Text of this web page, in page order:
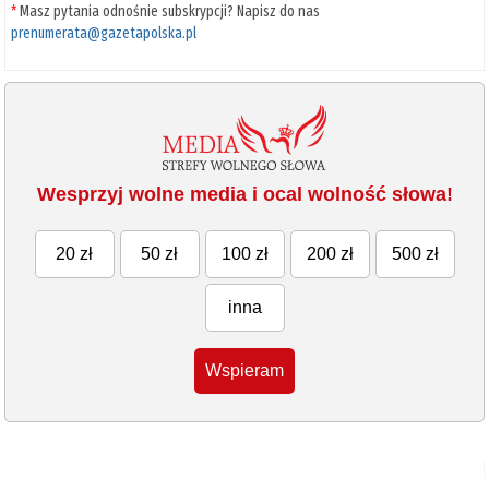
*Masz pytania odnośnie subskrypcji? Napisz do nas
prenumerata@gazetapolska.pl
Wesprzyj wolne media i ocal wolność słowa!
20 zł 50 zł 100 zł 200 zł 500 zł
inna
Wspieram